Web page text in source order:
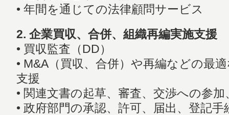
• 年間を通じての法律顧問サービス
2. 企業買収、合併、組織再編実施支援
• 買収監査（DD）
• M&A（買収、合併）や再編などの最
支援
• 関連文書の起草、審査、交渉への参
• 政府部門の承認、許可、届出、登記